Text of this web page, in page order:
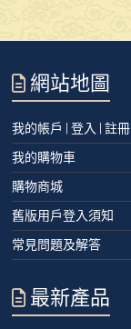
網站地圖
我的帳戶 | 登入 | 註冊
我的購物車
購物商城
舊版用戶登入須知
常見問題及解答
最新產品